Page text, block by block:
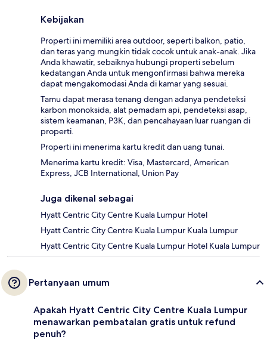
Kebijakan
Properti ini memiliki area outdoor, seperti balkon, patio,
dan teras yang mungkin tidak cocok untuk anak-anak. Jika
Anda khawatir, sebaiknya hubungi properti sebelum
kedatangan Anda untuk mengonfirmasi bahwa mereka
dapat mengakomodasi Anda di kamar yang sesuai.
Tamu dapat merasa tenang dengan adanya pendeteksi
karbon monoksida, alat pemadam api, pendeteksi asap,
sistem keamanan, P3K, dan pencahayaan luar ruangan di
properti.
Properti ini menerima kartu kredit dan uang tunai.
Menerima kartu kredit: Visa, Mastercard, American
Express, JCB International, Union Pay
Juga dikenal sebagai
Hyatt Centric City Centre Kuala Lumpur Hotel
Hyatt Centric City Centre Kuala Lumpur Kuala Lumpur
Hyatt Centric City Centre Kuala Lumpur Hotel Kuala Lumpur
Pertanyaan umum
Apakah Hyatt Centric City Centre Kuala Lumpur
menawarkan pembatalan gratis untuk refund
penuh?